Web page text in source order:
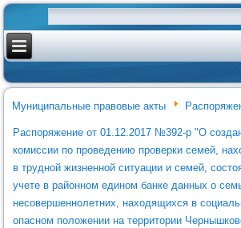
Муниципальные правовые акты
Распоряжение от 01.12.2017 №392-р "О
комиссии по проведению проверки семей,
в трудной жизненной ситуации и семей,
учете в районном едином банке данных о
несовершеннолетних, находящихся в
опасном положении на территории